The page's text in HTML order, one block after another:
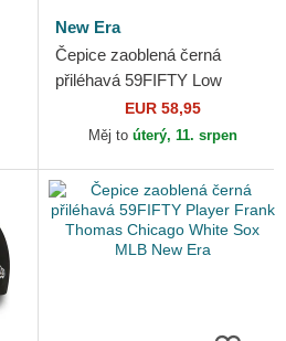
New Era
Čepice zaoblená černá
přiléhavá 59FIFTY Low
Profile Floral Cord Three
Looms Printed Corduroy...
EUR 58,95
Měj to úterý, 11. srpen